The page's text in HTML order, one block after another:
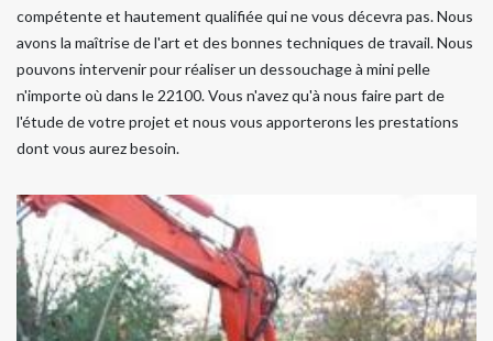
compétente et hautement qualifiée qui ne vous décevra pas. Nous
avons la maîtrise de l'art et des bonnes techniques de travail. Nous
pouvons intervenir pour réaliser un dessouchage à mini pelle
n'importe où dans le 22100. Vous n'avez qu'à nous faire part de
l'étude de votre projet et nous vous apporterons les prestations
dont vous aurez besoin.